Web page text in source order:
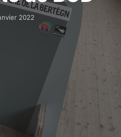
2022